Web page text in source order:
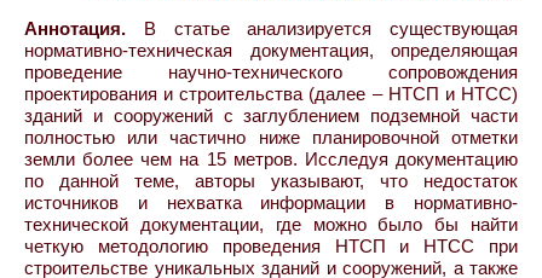
Аннотация. В статье анализируется существующая
нормативно-техническая документация, определяющая
проведение научно-технического сопровождения
проектирования и строительства (далее – НТСП и НТСС)
зданий и сооружений с заглублением подземной части
полностью или частично ниже планировочной отметки
земли более чем на 15 метров. Исследуя документацию
по данной теме, авторы указывают, что недостаток
источников и нехватка информации в нормативно-
технической документации, где можно было бы найти
четкую методологию проведения НТСП и НТСС при
строительстве уникальных зданий и сооружений, а также